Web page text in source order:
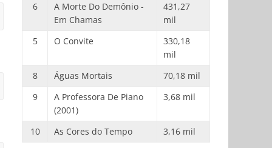
6
A Morte Do Demônio -
Em Chamas
431,27
mil
5
O Convite
330,18
mil
8
Águas Mortais
70,18 mil
9
A Professora De Piano
(2001)
3,68 mil
10 As Cores do Tempo 3,16 mil